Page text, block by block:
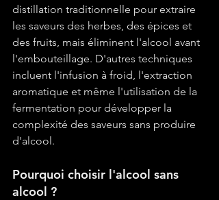
distillation traditionnelle pour extraire
les saveurs des herbes, des épices et
des fruits, mais éliminent l'alcool avant
l'embouteillage. D'autres techniques
incluent l'infusion à froid, l'extraction
aromatique et même l'utilisation de la
fermentation pour développer la
complexité des saveurs sans produire
d'alcool.
Pourquoi choisir l'alcool sans
alcool ?